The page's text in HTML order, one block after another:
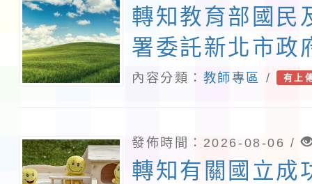
轉知教育部國民
署委託新北市政
理「115年度教
素養工作坊新北
請查照。
內容分類： 教師專區 / 有上
發佈時間：2026-08-06 /
轉知有關國立成